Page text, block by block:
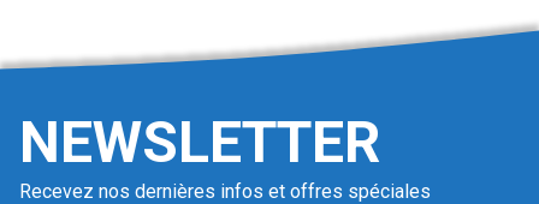
NEWSLETTER
Recevez nos dernières infos et offres spéciales